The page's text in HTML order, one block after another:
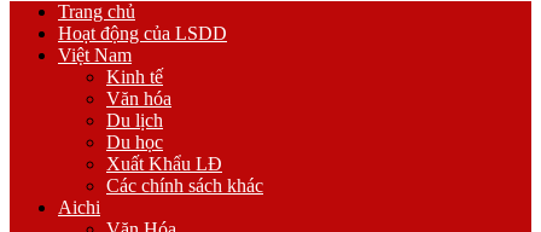
Trang chủ
Hoạt động của LSDD
Việt Nam
Kinh tế
Văn hóa
Du lịch
Du học
Xuất Khẩu LĐ
Các chính sách khác
Aichi